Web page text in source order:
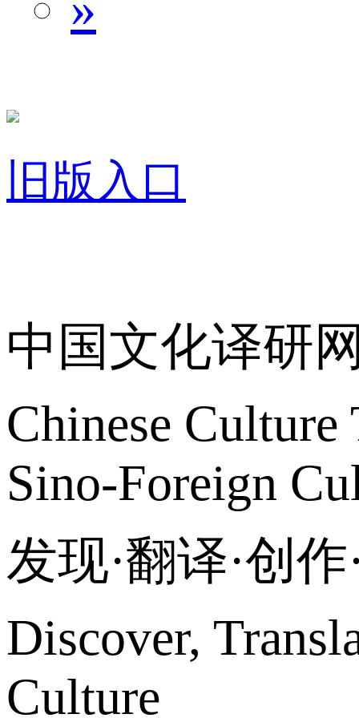
旧版入口
中国文化译研
Chinese
Sino-Foreign
发现·翻译·创
Discover,
Culture